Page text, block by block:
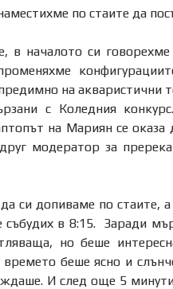
по стаите да
началото си говорехме
на акваристични
с Коледния
на Мариян се оказа
модератор за
си допиваме по стаите,
в 8:15. Заради
но беше
беше ясно и
И след още 5 минути